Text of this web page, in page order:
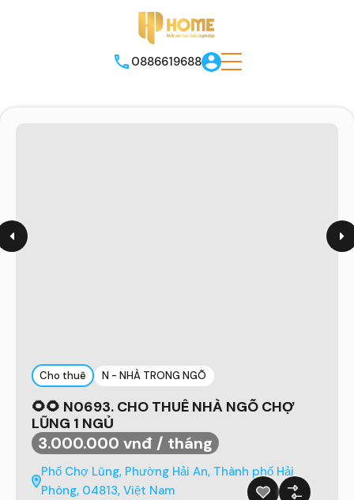
0886619688
Cho thuê N - NHÀ TRONG NGÕ
🌻🌻 N0693. CHO THUÊ NHÀ NGÕ CHỢ
LŨNG 1 NGỦ
3.000.000 vnđ / tháng
Phố Chợ Lũng, Phường Hải An, Thành phố Hải
Phòng, 04813, Việt Nam